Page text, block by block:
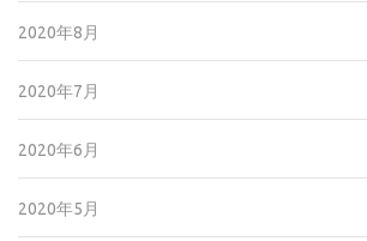
2020年8月
2020年7月
2020年6月
2020年5月